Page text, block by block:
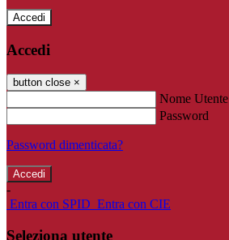
Accedi
Accedi
button close ×
Nome Utente
Password
Password dimenticata?
-
Entra con SPID Entra con CIE
Seleziona utente